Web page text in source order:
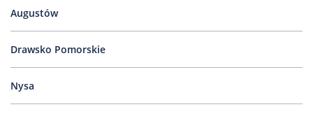
Nysa
Drawsko Pomorskie
Augustów